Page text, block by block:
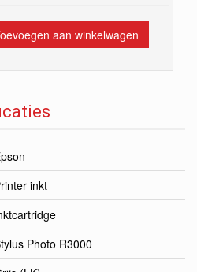
aan winkelwagen
inkt
Photo R3000